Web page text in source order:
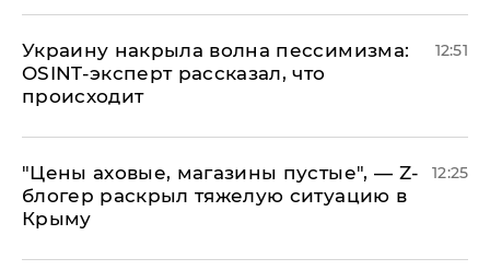
​Украину накрыла волна пессимизма:
OSINT-эксперт рассказал, что
происходит
12:51
​"Цены аховые, магазины пустые", — Z-
блогер раскрыл тяжелую ситуацию в
Крыму
12:25